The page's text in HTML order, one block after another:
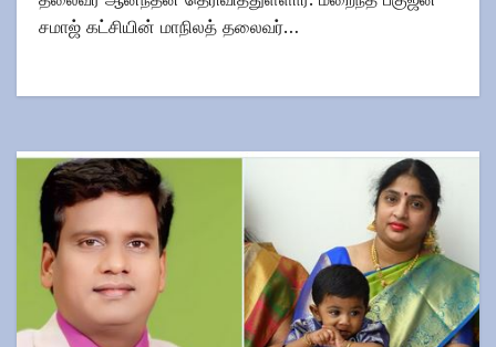
சமாஜ் கட்சியின் மாநிலத் தலைவர்…